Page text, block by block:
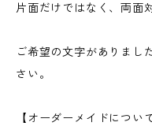
片面だけではなく、両面
ご希望の文字がありまし
さい。
【オーダーメイドについて